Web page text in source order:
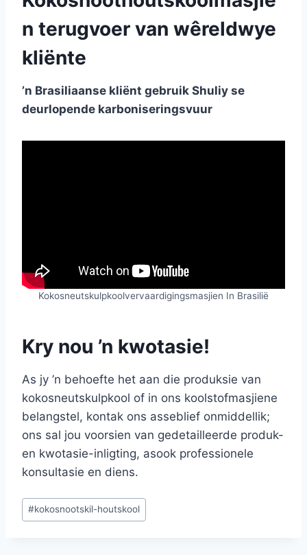
n terugvoer van wêreldwye
kliënte
’n Brasiliaanse kliënt gebruik Shuliy se
deurlopende karboniseringsvuur
Kokosneutskulpkoolvervaardigingsmasjien In Brasilië
Kry nou ’n kwotasie!
As jy ’n behoefte het aan die produksie van
kokosneutskulpkool of in ons koolstofmasjiene
belangstel, kontak ons asseblief onmiddellik;
ons sal jou voorsien van gedetailleerde produk-
en kwotasie-inligting, asook professionele
konsultasie en diens.
Post
Tags:
#kokosnootskil-houtskool